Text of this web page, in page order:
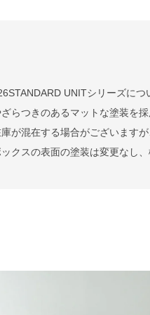
UNITシリーズに
らつきのあるマットな塗装を
が混在する場合がございます
ックスの表面の塗装は変更なし